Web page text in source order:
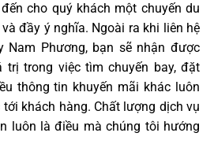
cho quý khách một chuyến du
đầy ý nghĩa. Ngoài ra khi liên hệ
Nam Phương, bạn sẽ nhận được
trị trong việc tìm chuyến bay, đặt
thông tin khuyến mãi khác luôn
khách hàng. Chất lượng dịch vụ
luôn là điều mà chúng tôi hướng